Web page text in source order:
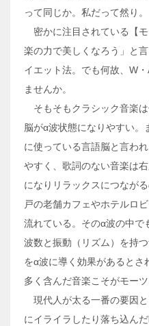
って同じか。私だって然り。
密かに注目されている【
楽の力で美しくなろう」と
イエット法。でも何故、W
ませんか。
そもそもクラシック音楽
脳がα波状態になりやすい。
に使っている言語脳と言わ
やすく、歌詞のない音楽は
になりリラックスにつなが
戸の老舗カフェやホテルロ
流れている。そのα波の中で
波数と振動（リズム）を持
をα波に導く効果があるとさ
多く含んだ音楽こそがモー
現代人が太る一番の要因
にイライラしたり落ち込ん